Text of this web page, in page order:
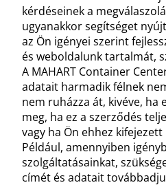
kérdéseinek a
ugyanakkor segítséget
az Ön igényei szerint
és weboldalunk tartalmát,
A MAHART Container
adatait harmadik félnek
nem ruházza át, kivéve, ha
meg, ha ez a szerződés
vagy ha Ön ehhez
Például, amennyiben
szolgáltatásainkat,
címét és adatait